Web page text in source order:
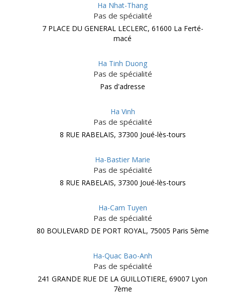
Ha Nhat-Thang
Pas de spécialité
7 PLACE DU GENERAL LECLERC, 61600 La Ferté-
macé
Ha Tinh Duong
Pas de spécialité
Pas d'adresse
Ha Vinh
Pas de spécialité
8 RUE RABELAIS, 37300 Joué-lès-tours
Ha-Bastier Marie
Pas de spécialité
8 RUE RABELAIS, 37300 Joué-lès-tours
Ha-Cam Tuyen
Pas de spécialité
80 BOULEVARD DE PORT ROYAL, 75005 Paris 5ème
Ha-Quac Bao-Anh
Pas de spécialité
241 GRANDE RUE DE LA GUILLOTIERE, 69007 Lyon
7ème